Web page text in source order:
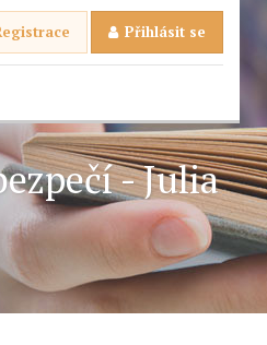
Přihlásit se
- Julia